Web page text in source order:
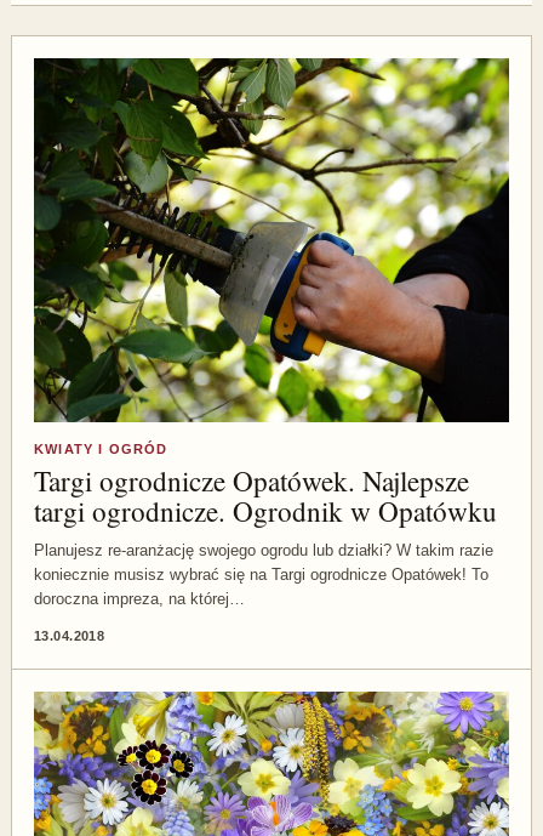
KWIATY I OGRÓD
Targi ogrodnicze Opatówek. Najlepsze
targi ogrodnicze. Ogrodnik w Opatówku
Planujesz re-aranżację swojego ogrodu lub działki? W takim razie
koniecznie musisz wybrać się na Targi ogrodnicze Opatówek! To
doroczna impreza, na której…
13.04.2018